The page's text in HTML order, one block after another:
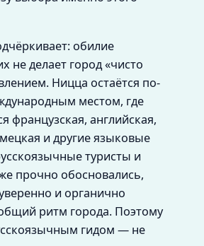
обилие
не делает город «чисто
Ницца остаётся по-
местом, где
французская, английская,
и другие языковые
туристы и
прочно обосновались,
и органично
ритм города. Поэтому
гидом — не